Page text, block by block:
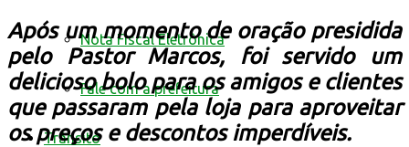
Nota Fiscal Eletrônica
Fale com a prefeitura
Trânsito
Após um momento de oração presidida
pelo Pastor Marcos, foi servido um
delicioso bolo para os amigos e clientes
que passaram pela loja para aproveitar
os preços e descontos imperdíveis.